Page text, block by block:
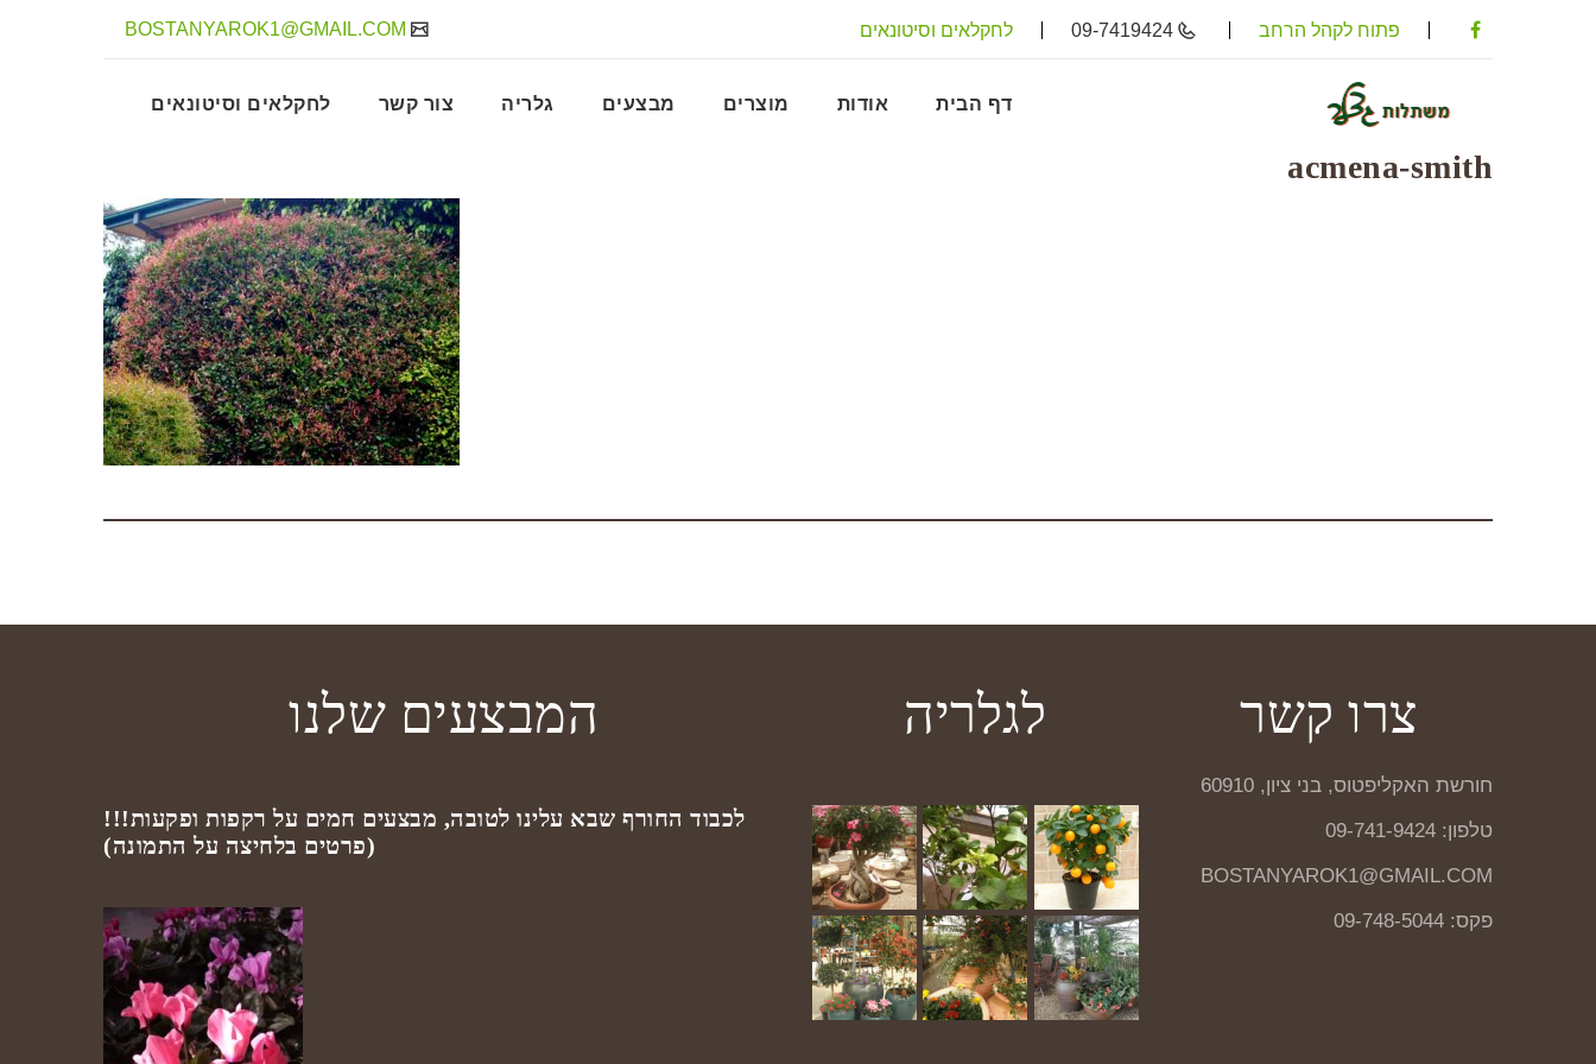
פתוח לקהל הרחב לחקלאים וסיטונאים
לחקלאים וסיטונאים צור קשר גלריה מבצעים מוצרים אודות דף הבית
acmena-smith
המבצעים שלנו
לכבוד החורף שבא עלינו לטובה, מבצעים חמים על רקפות ופקעות!!!
(פרטים בלחיצה על התמונה)
לגלריה צרו קשר
חורשת האקליפטוס, בני ציון, 60910
טלפון: 09-741-9424
BOSTANYAROK1@GMAIL.COM
פקס: 09-748-5044